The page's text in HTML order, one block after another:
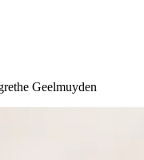
Geelmuyden